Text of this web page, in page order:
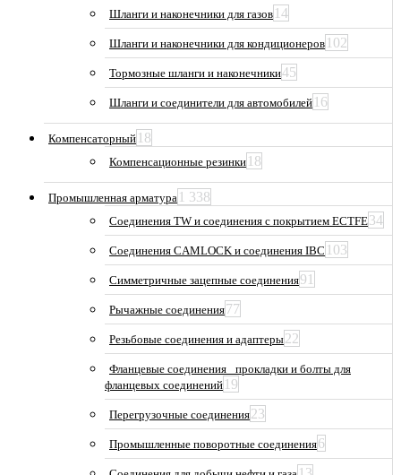
Шланги и наконечники для газов 14
Шланги и наконечники для кондиционеров 102
Тормозные шланги и наконечники45
Шланги и соединители для автомобилей 16
Компенсаторный 18
Компенсационные резинки 18
Промышленная арматура 1 338
Соединения TW и соединения с покрытием ECTFE34
Соединения CAMLOCK и соединения IBC 103
Симметричные зацепные соединения91
Рычажные соединения77
Резьбовые соединения и адаптеры22
Фланцевые соединения_ прокладки и болты для
фланцевых соединений 19
Перегрузочные соединения23
Промышленные поворотные соединения6